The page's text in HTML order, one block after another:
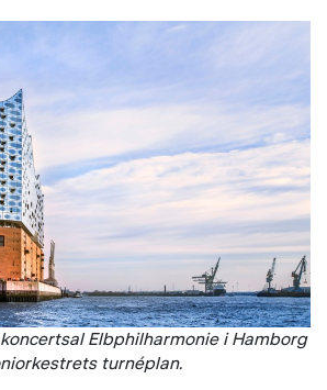
Elbphilharmonie i Hamborg
turnéplan.